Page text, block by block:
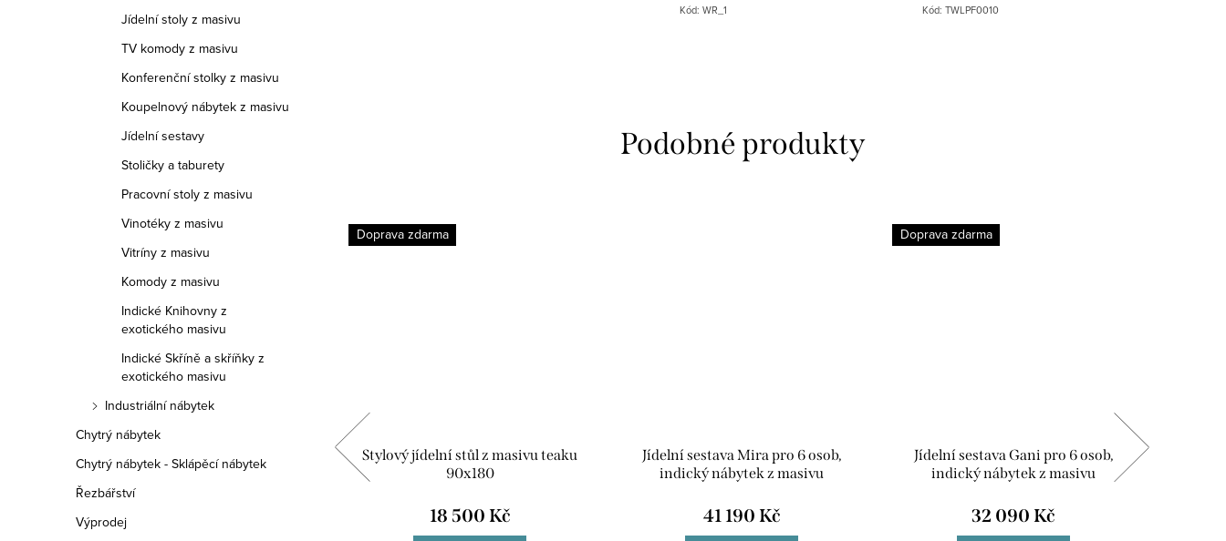
Jídelní stoly z masivu
TV komody z masivu
Konferenční stolky z masivu
Koupelnový nábytek z masivu
Jídelní sestavy
Stoličky a taburety
Pracovní stoly z masivu
Vinotéky z masivu
Vitríny z masivu
Komody z masivu
Indické Knihovny z
exotického masivu
Indické Skříně a skříňky z
exotického masivu
Industriální nábytek
Chytrý nábytek
Chytrý nábytek - Sklápěcí nábytek
Řezbářství
Výprodej
Kód: WR_1 Kód: TWLPF0010
Doprava zdarma
indický nábytek z masivu
Doprava zdarma
Stylový jídelní stůl z masivu teaku
90x180
18 500 Kč
Jídelní sestava Mira pro 6 osob,
indický nábytek z masivu
41 190 Kč
Doprava zdarma
Jídelní sestava Gani pro 6 osob,
indický nábytek z masivu
32 090 Kč